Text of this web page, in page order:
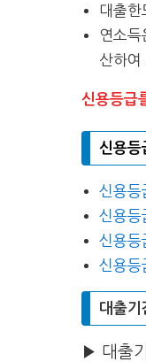
대출
연소
산하여
신용등급
신용등
신용등
신용등
신용등
신용등
대출
▶ 대출